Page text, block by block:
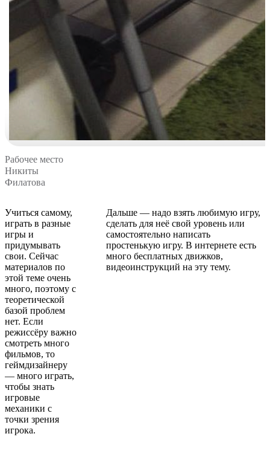
Рабочее место
Никиты
Филатова
Учиться самому,
играть в разные
игры и
придумывать
свои. Сейчас
материалов по
этой теме очень
много, поэтому с
теоретической
базой проблем
нет. Если
режиссёру важно
смотреть много
фильмов, то
геймдизайнеру
— много играть,
чтобы знать
игровые
механики с
точки зрения
игрока.
Дальше — надо взять любимую игру,
сделать для неё свой уровень или
самостоятельно написать
простенькую игру. В интернете есть
много бесплатных движков,
видеоинструкций на эту тему.